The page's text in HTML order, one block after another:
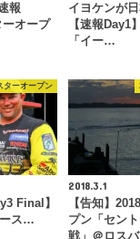
報
ーオープ
イヨケンが
【速報Day1
「イー…
ターオープン
Final】
ース…
2018.3.1
【告知】
プン「セン
戦」＠ロス